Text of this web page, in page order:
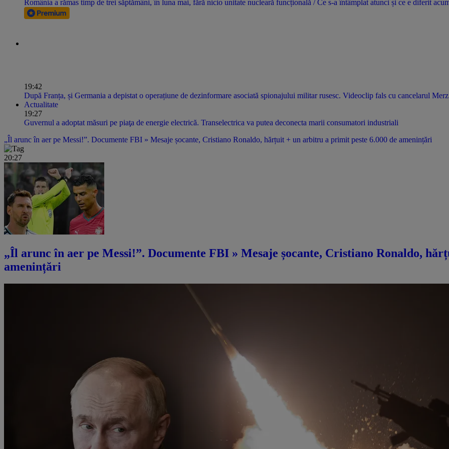
România a rămas timp de trei săptămâni, în luna mai, fără nicio unitate nucleară funcțională / Ce s-a întâmplat atunci și ce e diferit
19:42
După Franța, și Germania a depistat o operațiune de dezinformare asociată spionajului militar rusesc. Videoclip fals cu cancelarul Merz
Actualitate
19:27
Guvernul a adoptat măsuri pe piaţa de energie electrică. Transelectrica va putea deconecta marii consumatori industriali
„Îl arunc în aer pe Messi!”. Documente FBI » Mesaje șocante, Cristiano Ronaldo, hărțuit + un arbitru a primit peste 6.000 de amenințări
20:27
„Îl arunc în aer pe Messi!”. Documente FBI » Mesaje șocante, Cristiano Ronaldo,
amenințări